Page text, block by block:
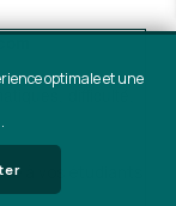
difficulté,
à vos étudiants
optimale et une
.